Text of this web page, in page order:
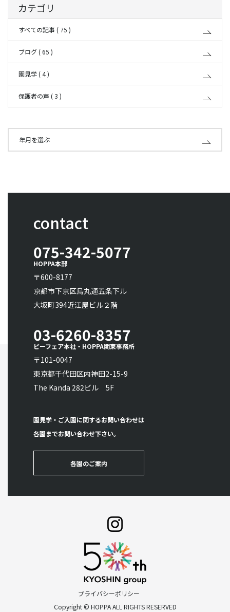
カテゴリ
すべての記事 ( 75 )
ブログ ( 65 )
園見学 ( 4 )
保護者の声 ( 3 )
年月を選ぶ
contact
075-342-5077
HOPPA本部
〒600-8177
京都市下京区烏丸通五条下ル
大坂町394近江屋ビル２階
03-6260-8357
ビーフェア本社・HOPPA関東事務所
〒101-0047
東京都千代田区内神田2-15-9
The Kanda 282ビル 5F
園見学・ご入園に関するお問い合わせは
各園までお問い合わせ下さい。
各園のご案内
プライバシーポリシー
Copyright © HOPPA ALL RIGHTS RESERVED